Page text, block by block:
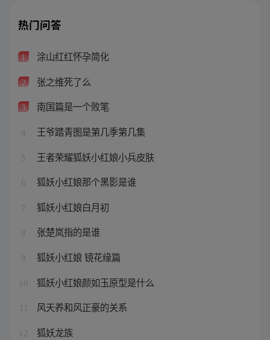
热门问答
1 涂山红红怀孕简化
2 张之维死了么
3 南国篇是一个败笔
4 王爷踏青图是第几季第几集
5 王者荣耀狐妖小红娘小兵皮肤
6 狐妖小红娘那个黑影是谁
7 狐妖小红娘白月初
8 张楚岚指的是谁
9 狐妖小红娘 镜花缘篇
10 狐妖小红娘颜如玉原型是什么
风天养和风正豪的关系
12 狐妖龙族